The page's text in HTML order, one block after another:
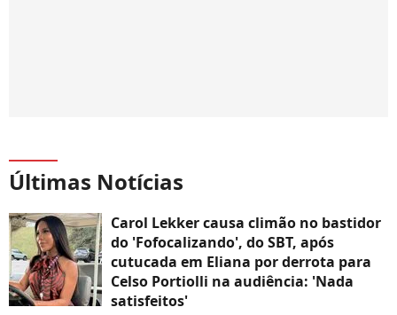
Últimas Notícias
Carol Lekker causa climão no bastidor
do 'Fofocalizando', do SBT, após
cutucada em Eliana por derrota para
Celso Portiolli na audiência: 'Nada
satisfeitos'